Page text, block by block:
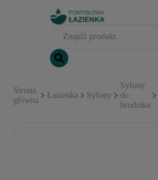
Strona
główna
Łazienka Syfony
Syfony
do
brodzika